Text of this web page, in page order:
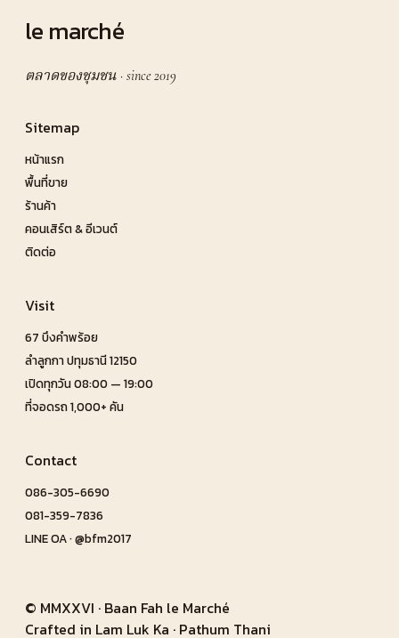
le marché
ตลาดของชุมชน · since 2019
Sitemap
หน้าแรก
พื้นที่ขาย
ร้านค้า
คอนเสิร์ต & อีเวนต์
ติดต่อ
Visit
67 บึงคำพร้อย
ลำลูกกา ปทุมธานี 12150
เปิดทุกวัน 08:00 — 19:00
ที่จอดรถ 1,000+ คัน
Contact
086-305-6690
081-359-7836
LINE OA · @bfm2017
© MMXXVI · Baan Fah le Marché
Crafted in Lam Luk Ka · Pathum Thani